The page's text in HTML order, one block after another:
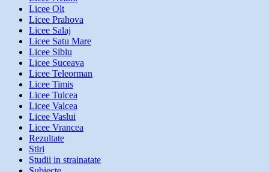
Licee Olt
Licee Prahova
Licee Salaj
Licee Satu Mare
Licee Sibiu
Licee Suceava
Licee Teleorman
Licee Timis
Licee Tulcea
Licee Valcea
Licee Vaslui
Licee Vrancea
Rezultate
Stiri
Studii in strainatate